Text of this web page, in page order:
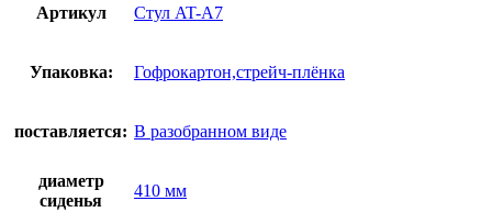
Артикул Стул AT-A7
Упаковка: Гофрокартон,стрейч-плёнка
поставляется: В разобранном виде
диаметр
сиденья
410 мм